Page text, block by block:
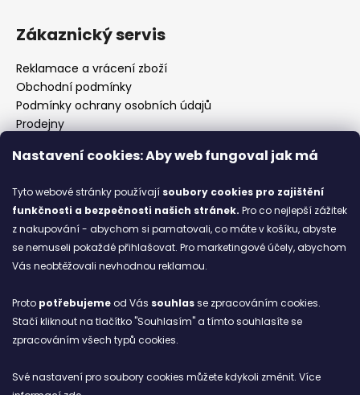
Nastavení cookies: Aby web fungoval jak má
Tyto webové stránky používají soubory cookies pro zajištění
funkčnosti a bezpečnosti našich stránek. Pro co nejlepší zážitek
z nakupování - abychom si pamatovali, co máte v košíku, abyste
se nemuseli pokaždé přihlašovat. Pro marketingové účely, abychom
Vás neobtěžovali nevhodnou reklamou.
Proto potřebujemeod Vás souhlasse zpracováním cookies.
Stačí kliknout na tlačítko "Souhlasím" a tímto souhlasíte se
zpracováním všech typů cookies.
Své nastavení pro soubory cookies můžete kdykoli změnit. Více
Zákaznický servis
Reklamace a vrácení zboží
Obchodní podmínky
Podmínky ochrany osobních údajů
Prodejny
Značky
Blog
Ze starých bot staronové
ARCHIV
Facebook